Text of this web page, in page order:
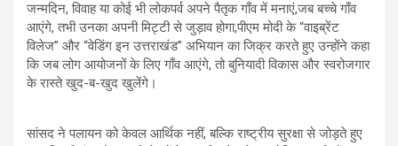
जन्मदिन, विवाह या कोई भी लोकपर्व अपने पैतृक गाँव में मनाएं,जब बच्चे गाँव
आएंगे, तभी उनका अपनी मिट्टी से जुड़ाव होगा,पीएम मोदी के “वाइब्रेंट
विलेज” और “वेडिंग इन उत्तराखंड” अभियान का जिक्र करते हुए उन्होंने कहा
कि जब लोग आयोजनों के लिए गाँव आएंगे, तो बुनियादी विकास और स्वरोजगार
के रास्ते खुद-ब-खुद खुलेंगे।
सांसद ने पलायन को केवल आर्थिक नहीं, बल्कि राष्ट्रीय सुरक्षा से जोड़ते हुए